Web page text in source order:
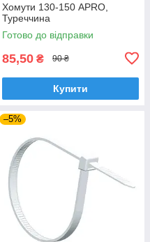
Хомути 130-150 APRO,
Туреччина
Готово до відправки
85,50 ₴ 90 ₴
Купити
–5%